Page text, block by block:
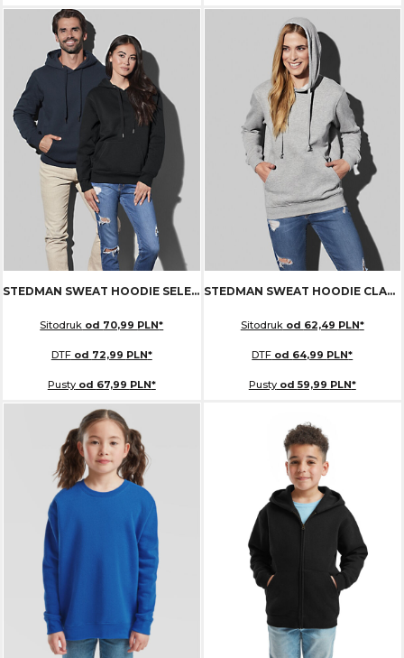
STEDMAN SWEAT HOODIE SELECT ST5600
Sitodruk od 70,99 PLN*
DTFod 72,99 PLN*
Pustyod 67,99 PLN*
STEDMAN SWEAT HOODIE CLASSIC
Sitodrukod 62,49 PLN*
DTF od 64,99 PLN*
Pustyod 59,99 PLN*